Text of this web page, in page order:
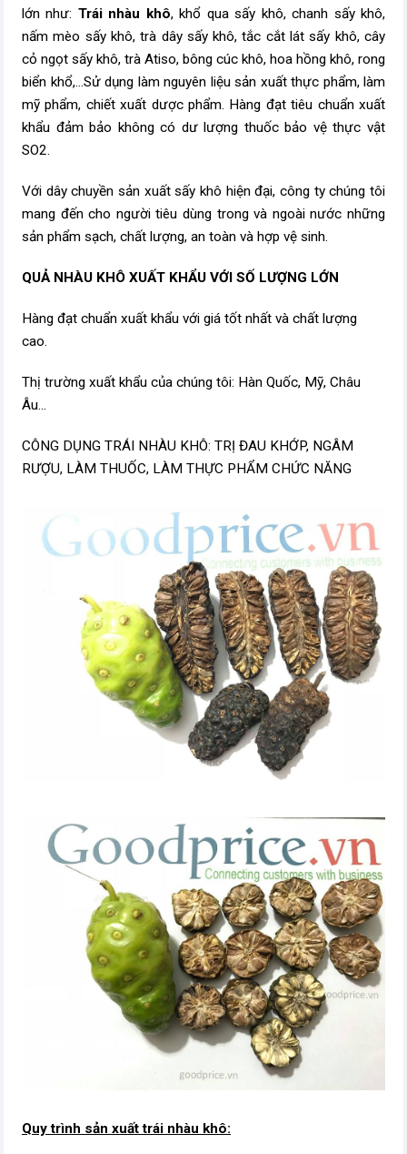
lớn như: Trái nhàu khô, khổ qua sấy khô, chanh sấy khô,
nấm mèo sấy khô, trà dây sấy khô, tắc cắt lát sấy khô, cây
cỏ ngọt sấy khô, trà Atiso, bông cúc khô, hoa hồng khô, rong
biển khổ,...Sử dụng làm nguyên liệu sản xuất thực phẩm, làm
mỹ phẩm, chiết xuất dược phẩm. Hàng đạt tiêu chuẩn xuất
khẩu đảm bảo không có dư lượng thuốc bảo vệ thực vật
SO2.
Với dây chuyền sản xuất sấy khô hiện đại, công ty chúng tôi
mang đến cho người tiêu dùng trong và ngoài nước những
sản phẩm sạch, chất lượng, an toàn và hợp vệ sinh.
QUẢ NHÀU KHÔ XUẤT KHẨU VỚI SỐ LƯỢNG LỚN
Hàng đạt chuẩn xuất khẩu với giá tốt nhất và chất lượng
cao.
Thị trường xuất khẩu của chúng tôi: Hàn Quốc, Mỹ, Châu
Âu...
CÔNG DỤNG TRÁI NHÀU KHÔ: TRỊ ĐAU KHỚP, NGÂM
RƯỢU, LÀM THUỐC, LÀM THỰC PHẨM CHỨC NĂNG
Quy trình sản xuất trái nhàu khô: